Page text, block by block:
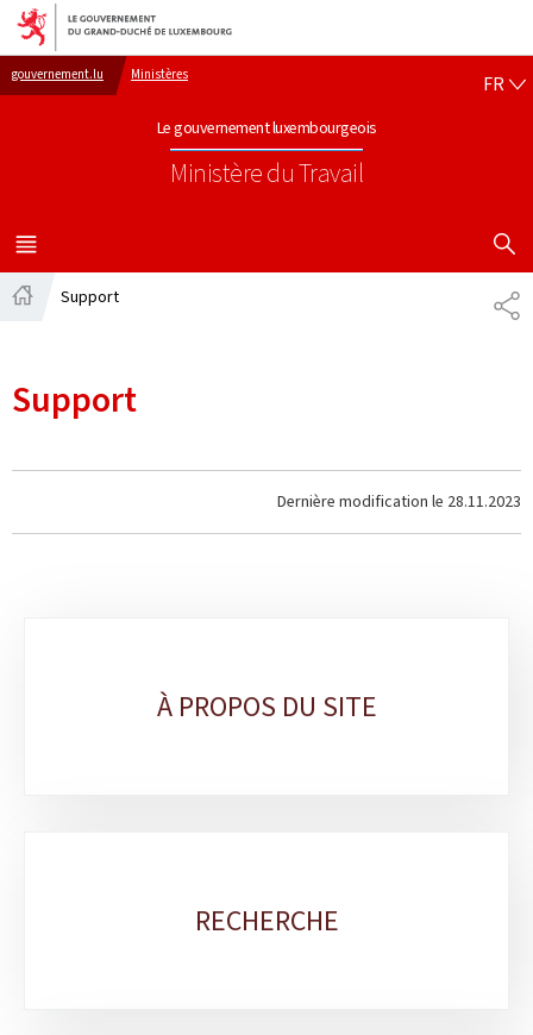
Aller au menu principal
Aller au contenu
gouvernement.lu Ministères
Le gouvernement luxembourgeois
Ministère du Travail
FR
MENU
PRINCIPAL
Support
Support
Dernière modification le 28.11.2023
À PROPOS DU SITE
RECHERCHE